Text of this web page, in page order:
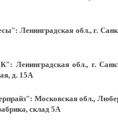
Ленинградская обл., г.
обл., г. Санкт-
д. 15А
Московская обл.,
склад 5А